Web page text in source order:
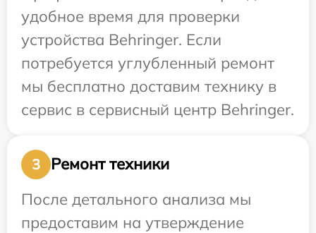
удобное время для проверки
устройства Behringer. Если
потребуется углубленный ремонт
мы бесплатно доставим технику в
сервис в сервисный центр Behringer.
3
Ремонт техники
После детального анализа мы
предоставим на утверждение